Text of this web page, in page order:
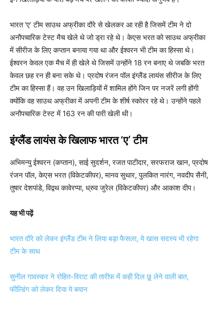
भारत ‘ए’ टीम साउथ अफ्रीका दौरे से खेलकर आ रही है जिसमें टीम ने दो
अनौपचारिक टेस्ट मैच खेले थे जो ड्रा रहे थे। केएस भरत को साउथ अफ्रीका
में सीरीज के लिए कप्तान बनाया गया था और ईश्वरन भी टीम का हिस्सा थे।
ईश्वरन केवल एक मैच में ही खेले थे जिसमें उन्होंने 18 रन बनाए थे जबकि भरत
केवल छह रन ही बना सके थे। प्रदोष रंजन पॉल इंग्लैंड लायंस सीरीज के लिए
टीम का हिस्सा हैं। वह उन खिलाड़ियों में शामिल होंगे जिन पर नजरें लगी होंगी
क्योंकि वह साउथ अफ्रीका में अपनी टीम के शीर्ष स्कोरर रहे थे। उन्होंने पहले
अनौपचारिक टेस्ट में 163 रन की पारी खेली थी।
इंग्लैंड लायंस के खिलाफ भारत ‘ए’ टीम
अभिमन्यु ईश्वरन (कप्तान), साई सुदर्शन, रजत पाटीदार, सरफराज खान, प्रदोष
रंजन पॉल, केएस भरत (विकेटकीपर), मानव सुथार, पुलकित नारंग, नवदीप सैनी,
तुषार देशपांडे, विद्वथ कावेरप्पा, ध्रुव जुरेल (विकेटकीपर) और आकाश दीप।
यह भी पढ़ें
भारत दौरे को लेकर इंग्लैंड टीम ने लिया बड़ा फैसला, ये खास सदस्य भी रहेगा
टीम के साथ
सुनील गावस्कर ने रोहित-विराट की तारीफ में कही दिल छू लेने वाली बात,
फील्डिंग को लेकर दिया ये बयान